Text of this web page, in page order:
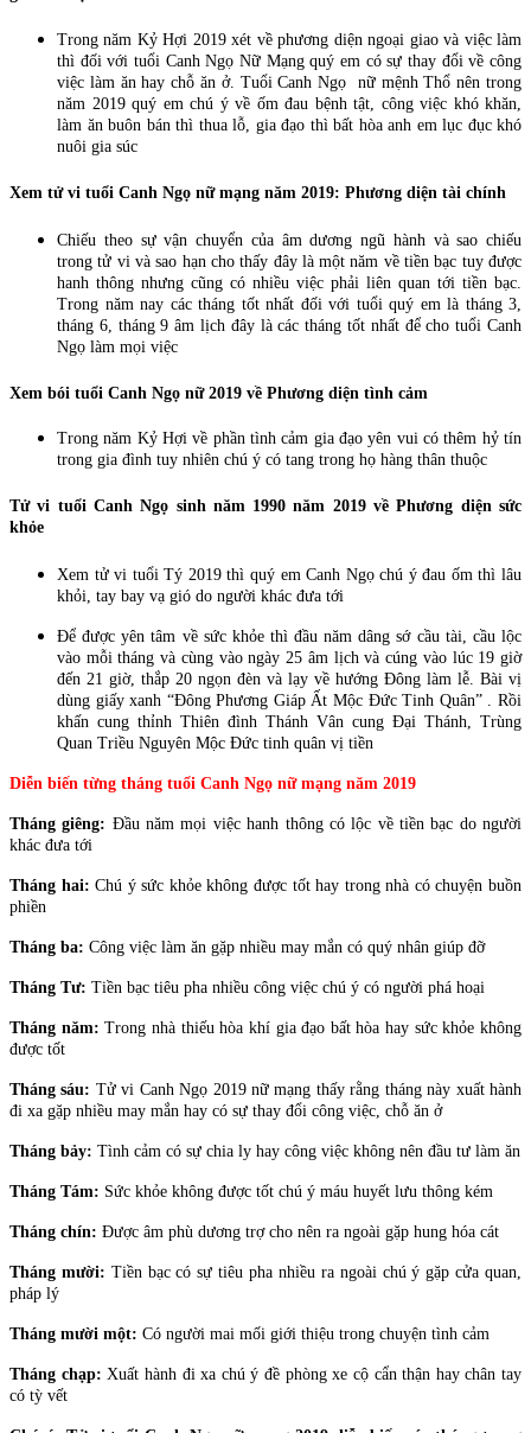
Trong năm Kỷ Hợi 2019 xét về phương diện ngoại giao và việc làm
thì đối với tuổi Canh Ngọ Nữ Mạng quý em có sự thay đổi về công
việc làm ăn hay chỗ ăn ở. Tuổi Canh Ngọ nữ mệnh Thổ nên trong
năm 2019 quý em chú ý về ốm đau bệnh tật, công việc khó khăn,
làm ăn buôn bán thì thua lỗ, gia đạo thì bất hòa anh em lục đục khó
nuôi gia súc
Xem tử vi tuổi Canh Ngọ nữ mạng năm 2019: Phương diện tài chính
Chiếu theo sự vận chuyển của âm dương ngũ hành và sao chiếu
trong tử vi và sao hạn cho thấy đây là một năm về tiền bạc tuy được
hanh thông nhưng cũng có nhiều việc phải liên quan tới tiền bạc.
Trong năm nay các tháng tốt nhất đối với tuổi quý em là tháng 3,
tháng 6, tháng 9 âm lịch đây là các tháng tốt nhất để cho tuổi Canh
Ngọ làm mọi việc
Xem bói tuổi Canh Ngọ nữ 2019 về Phương diện tình cảm
Trong năm Kỷ Hợi về phần tình cảm gia đạo yên vui có thêm hỷ tín
trong gia đình tuy nhiên chú ý có tang trong họ hàng thân thuộc
Tử vi tuổi Canh Ngọ sinh năm 1990 năm 2019 về Phương diện sức
khỏe
Xem tử vi tuổi Tý 2019 thì quý em Canh Ngọ chú ý đau ốm thì lâu
khỏi, tay bay vạ gió do người khác đưa tới
Để được yên tâm về sức khỏe thì đầu năm dâng sớ cầu tài, cầu lộc
vào mỗi tháng và cùng vào ngày 25 âm lịch và cúng vào lúc 19 giờ
đến 21 giờ, thắp 20 ngọn đèn và lạy về hướng Đông làm lễ. Bài vị
dùng giấy xanh “Đông Phương Giáp Ất Mộc Đức Tinh Quân” . Rồi
khấn cung thỉnh Thiên đình Thánh Vân cung Đại Thánh, Trùng
Quan Triều Nguyên Mộc Đức tinh quân vị tiền
Diễn biến từng tháng tuổi Canh Ngọ nữ mạng năm 2019
Tháng giêng: Đầu năm mọi việc hanh thông có lộc về tiền bạc do người
khác đưa tới
Tháng hai:Chú ý sức khỏe không được tốt hay trong nhà có chuyện buồn
phiền
Tháng ba: Công việc làm ăn gặp nhiều may mắn có quý nhân giúp đỡ
Tháng Tư: Tiền bạc tiêu pha nhiều công việc chú ý có người phá hoại
Tháng năm:Trong nhà thiếu hòa khí gia đạo bất hòa hay sức khỏe không
được tốt
Tháng sáu: Tử vi Canh Ngọ 2019 nữ mạng thấy rằng tháng này xuất hành
đi xa gặp nhiều may mắn hay có sự thay đổi công việc, chỗ ăn ở
Tháng bảy: Tình cảm có sự chia ly hay công việc không nên đầu tư làm ăn
Tháng Tám: Sức khỏe không được tốt chú ý máu huyết lưu thông kém
Tháng chín: Được âm phù dương trợ cho nên ra ngoài gặp hung hóa cát
Tháng mười: Tiền bạc có sự tiêu pha nhiều ra ngoài chú ý gặp cửa quan,
pháp lý
Tháng mười một: Có người mai mối giới thiệu trong chuyện tình cảm
Tháng chạp:Xuất hành đi xa chú ý đề phòng xe cộ cẩn thận hay chân tay
có tỳ vết